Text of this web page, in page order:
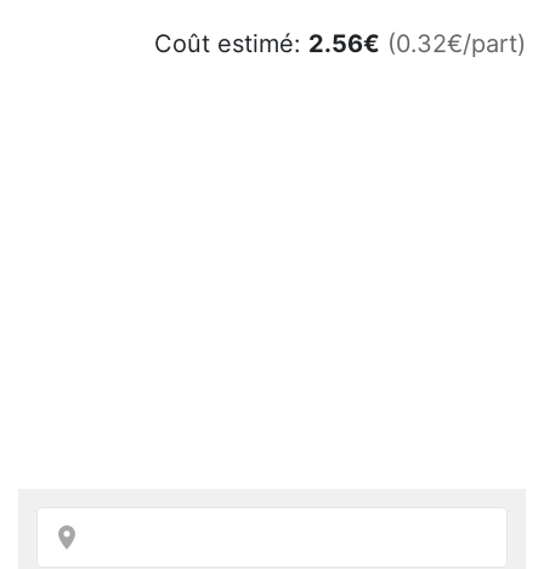
Coût estimé: 2.56€ (0.32€/part)